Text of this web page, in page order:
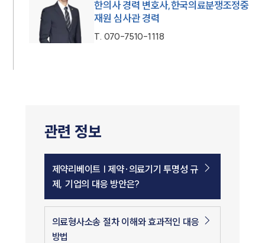
한의사 경력 변호사,한국의료분쟁조정중
재원 심사관 경력
T. 070-7510-1118
관련 정보
제약리베이트 | 제약∙의료기기 투명성 규
제, 기업의 대응 방안은?
의료형사소송 절차 이해와 효과적인 대응
방법